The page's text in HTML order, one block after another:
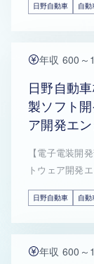
日野自動車 自
年収 600～
日野自動
製ソフト
ア開発エ
【電子電装開
トウェア開発
日野自動車 自
年収 600～